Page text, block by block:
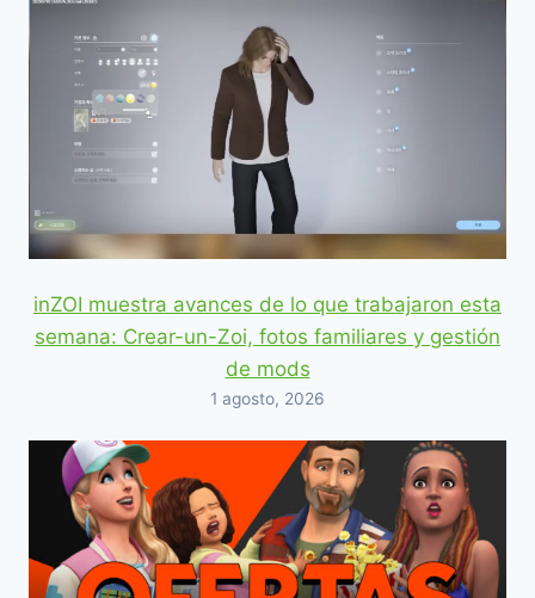
inZOI muestra avances de lo que trabajaron esta
semana: Crear-un-Zoi, fotos familiares y gestión
de mods
1 agosto, 2026